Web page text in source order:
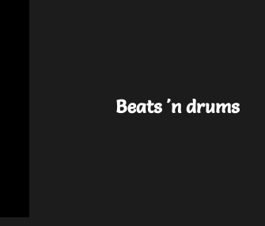
Beats 'n drums